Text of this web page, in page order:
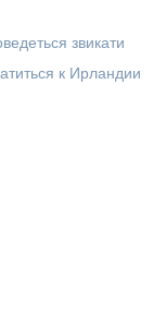
звикати
к Ирландии